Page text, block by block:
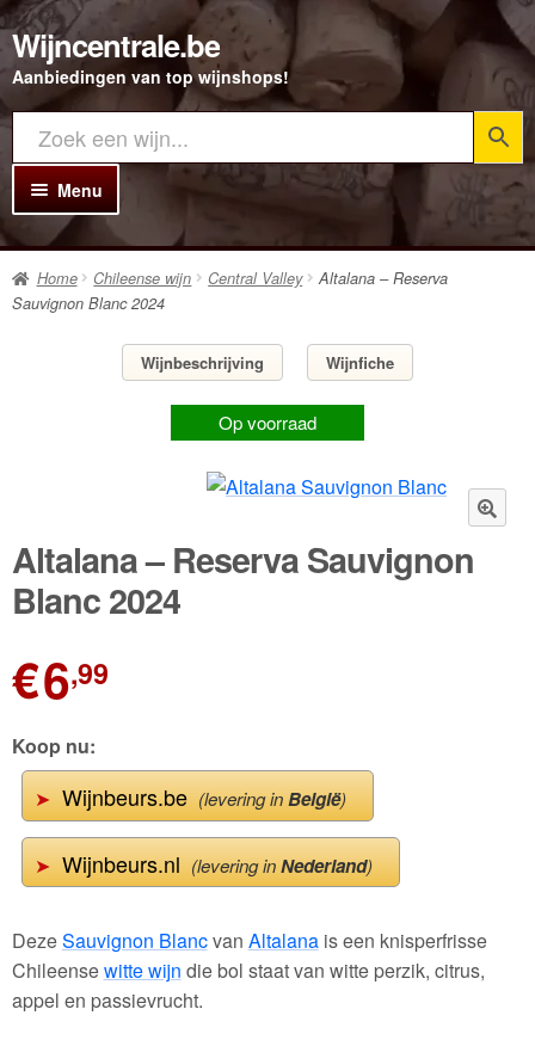
Ga
door
naar
navigatie
Ga
direct
naar
inhoud
Wijncentrale.be
Aanbiedingen van top wijnshops!
Menu
Home
Alle Wijnen
Rode wijn
Witte wijn
Rosé wijn
Bubbels
Wijnpakketten
Home Chileense wijn Central Valley
Altalana – Reserva
Sauvignon Blanc 2024
Wijnbeschrijving Wijnfiche
Op voorraad
Altalana – Reserva Sauvignon
Blanc 2024
€6,99
Koop nu:
➤Wijnbeurs.be(levering inBelgië)
➤Wijnbeurs.nl(levering inNederland)
DezeSauvignon Blancvan Altalanais een knisperfrisse
Chileensewitte wijn die bol staat van witte perzik, citrus,
appel en passievrucht.